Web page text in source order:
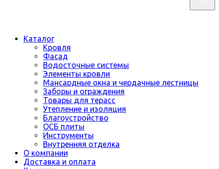
Каталог
Кровля
Фасад
Водосточные системы
Элементы кровли
Мансардные окна и чердачные лестницы
Заборы и ограждения
Товары для терасс
Утепление и изоляция
Благоустройство
ОСБ плиты
Инструменты
Внутренняя отделка
О компании
Доставка и оплата